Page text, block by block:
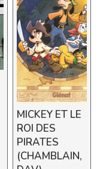
MICKEY ET LE
ROI DES
PIRATES
(CHAMBLAIN,